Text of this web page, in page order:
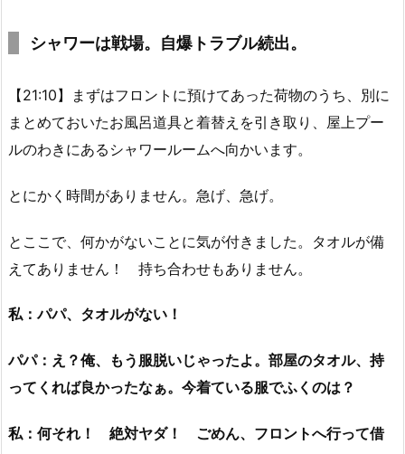
シャワーは戦場。自爆トラブル続出。
【21:10】まずはフロントに預けてあった荷物のうち、別に
まとめておいたお風呂道具と着替えを引き取り、屋上プー
ルのわきにあるシャワールームへ向かいます。
とにかく時間がありません。急げ、急げ。
とここで、何かがないことに気が付きました。タオルが備
えてありません！ 持ち合わせもありません。
私：パパ、タオルがない！
パパ：え？俺、もう服脱いじゃったよ。部屋のタオル、持
ってくれば良かったなぁ。今着ている服でふくのは？
私：何それ！ 絶対ヤダ！ ごめん、フロントへ行って借